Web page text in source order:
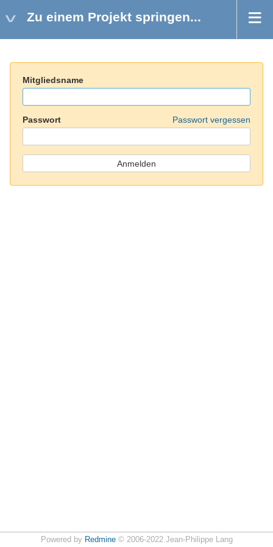
Zu einem Projekt springen...
Mitgliedsname
Passwort Passwort vergessen
Powered by Redmine© 2006-2022 Jean-Philippe Lang